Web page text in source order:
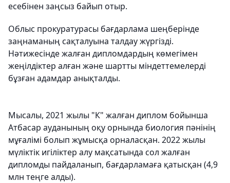
есебінен заңсыз байып отыр.
Облыс прокуратурасы бағдарлама шеңберінде
заңнаманың сақталуына талдау жүргізді.
Нәтижесінде жалған дипломдардың көмегімен
жеңілдіктер алған және шартты міндеттемелерді
бұзған адамдар анықталды.
Мысалы, 2021 жылы "К" жалған диплом бойынша
Атбасар ауданының оқу орнында биология пәнінің
мұғалімі болып жұмысқа орналасқан. 2022 жылы
мүліктік игіліктер алу мақсатында сол жалған
дипломды пайдаланып, бағдарламаға қатысқан (4,9
млн теңге алды).